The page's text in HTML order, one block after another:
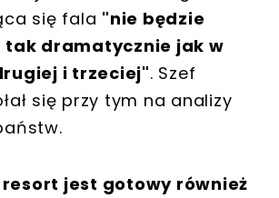
się fala "nie będzie
tak dramatycznie jak w
i trzeciej". Szef
się przy tym na analizy
resort jest gotowy również